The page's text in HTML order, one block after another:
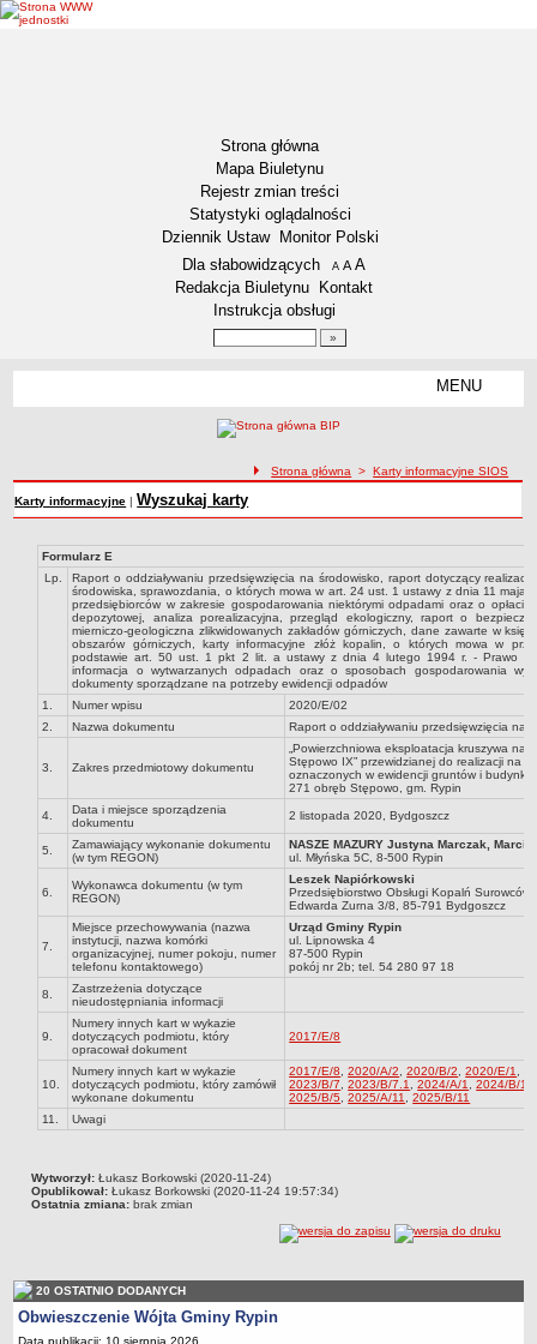
Strona główna
Mapa Biuletynu
Rejestr zmian treści
Statystyki oglądalności
Dziennik Ustaw
Monitor Polski
Menu dodatkowe
Dla słabowidzących A pomniejsz czcionkę
A standardowy rozmiar czcionki
A
Redakcja Biuletynu
Kontakt
Instrukcja obsługi
MENU
Lokalizacja
Dane statystyczne
Zadania publiczne
Związki i stowarzyszenia
Realizacja zadań publicznych
Rejestr zbiorów danych osobowych
Rejestr instytucji kultury
AKTUALNOŚCI I OGŁOSZENIA
URZĄD GMINY
Dane teleadresowe
Tabela informacyjna
Czas pracy urzędu
Nr konta bankowego, NIP, REGON
Pracownicy urzędu - urząd gminy
Pracownicy urzędu - baza magazynowo - warsztatowa
Kompetencje referatów
Regulamin organizacyjny
Regulamin naboru na wolne stanowiska urzędnicze
Ogłoszenia o naborze na wolne stanowiska urzędnicze
Wyniki naboru na wolne stanowiska urzędnicze
Galeria
Raporty o stanie dostępności
ścieżka nawigacji
Strona główna >Karty informacyjne SIOS
Karty informacyjne |Wyszukaj karty
Formularz E
Lp.
Raport o oddziaływaniu przedsięwzięcia na środowisko, raport dotyczący
środowiska, sprawozdania, o których mowa w art. 24 ust. 1 ustawy z dnia 11 maja
przedsiębiorców w zakresie gospodarowania niektórymi odpadami oraz o opłacie
depozytowej, analiza porealizacyjna, przegląd ekologiczny, raport o
mierniczo-geologiczna zlikwidowanych zakładów górniczych, dane zawarte w
obszarów górniczych, karty informacyjne złóż kopalin, o których mowa w
podstawie art. 50 ust. 1 pkt 2 lit. a ustawy z dnia 4 lutego 1994 r. - Prawo
informacja o wytwarzanych odpadach oraz o sposobach gospodarowania
dokumenty sporządzane na potrzeby ewidencji odpadów
1.
Numer wpisu
2020/E/02
2.
Nazwa dokumentu Raport o oddziaływaniu przedsięwzięcia na
3. Zakres przedmiotowy dokumentu
„Powierzchniowa eksploatacja kruszywa
Stępowo IX” przewidzianej do realizacji na
oznaczonych w ewidencji gruntów i
271 obręb Stępowo, gm. Rypin
4.
Data i miejsce sporządzenia
dokumentu
2 listopada 2020, Bydgoszcz
5.
Zamawiający wykonanie dokumentu
(w tym REGON)
NASZE MAZURY Justyna Marczak,
ul. Młyńska 5C, 8-500 Rypin
6.
Wykonawca dokumentu (w tym
REGON)
Leszek Napiórkowski
Przedsiębiorstwo Obsługi Kopalń Surowców
Edwarda Zurna 3/8, 85-791 Bydgoszcz
7.
Miejsce przechowywania (nazwa
instytucji, nazwa komórki
organizacyjnej, numer pokoju, numer
telefonu kontaktowego)
Urząd Gminy Rypin
ul. Lipnowska 4
87-500 Rypin
pokój nr 2b; tel. 54 280 97 18
8.
Zastrzeżenia dotyczące
nieudostępniania informacji
9.
Numery innych kart w wykazie
dotyczących podmiotu, który
opracował dokument
2017/E/8
10.
Numery innych kart w wykazie
dotyczących podmiotu, który zamówił
wykonane dokumentu
2017/E/8 ,2020/A/2 ,2020/B/2 ,2020/E/1
2023/B/7
,2023/B/7.1 ,2024/A/1 ,2024/B/1
2025/B/5
,2025/A/11 ,2025/B/11
11.
Uwagi
Wytworzył:Łukasz Borkowski (2020-11-24)
Opublikował:Łukasz Borkowski (2020-11-24 19:57:34)
Ostatnia zmiana:brak zmian
20 OSTATNIO DODANYCH
Obwieszczenie Wójta Gminy Rypin
Data publikacji: 10 sierpnia 2026